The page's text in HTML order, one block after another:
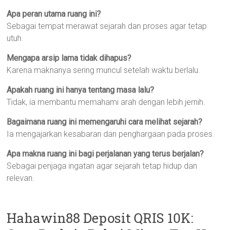
Apa peran utama ruang ini?
Sebagai tempat merawat sejarah dan proses agar tetap
utuh.
Mengapa arsip lama tidak dihapus?
Karena maknanya sering muncul setelah waktu berlalu.
Apakah ruang ini hanya tentang masa lalu?
Tidak, ia membantu memahami arah dengan lebih jernih.
Bagaimana ruang ini memengaruhi cara melihat sejarah?
Ia mengajarkan kesabaran dan penghargaan pada proses.
Apa makna ruang ini bagi perjalanan yang terus berjalan?
Sebagai penjaga ingatan agar sejarah tetap hidup dan
relevan.
Hahawin88 Deposit QRIS 10K: